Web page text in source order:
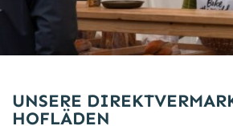
UNSERE
HOFLÄDEN